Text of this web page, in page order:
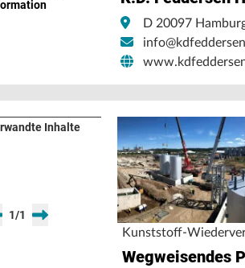
D 20097
Inhalte
1/1
Kunststoff-
Wegweisendes